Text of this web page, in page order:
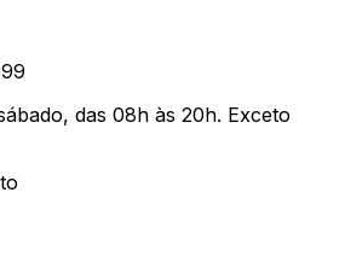
das 08h às 20h. Exceto